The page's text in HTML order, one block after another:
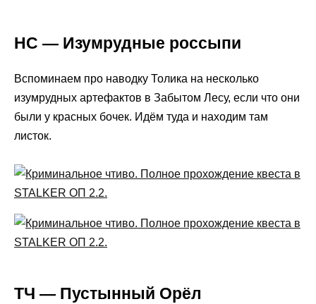
НС — Изумрудные россыпи
Вспоминаем про наводку Толика на несколько
изумрудных артефактов в Забытом Лесу, если что они
были у красных бочек. Идём туда и находим там
листок.
ТЧ — Пустынный Орёл